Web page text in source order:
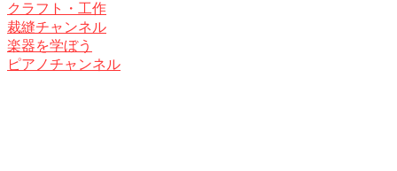
クラフト・工作
裁縫チャンネル
楽器を学ぼう
ピアノチャンネル